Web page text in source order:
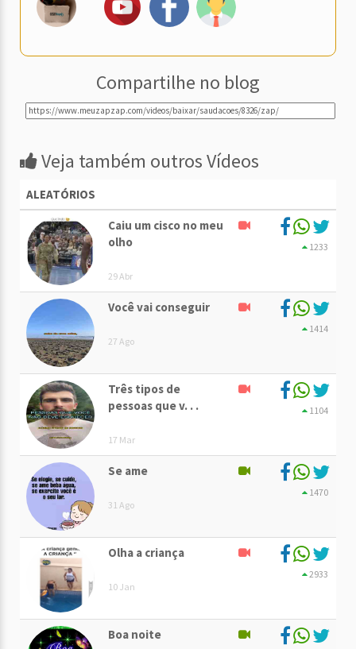
Compartilhe no blog
Veja também outros Vídeos
ALEATÓRIOS
Caiu um cisco no meu
olho
29 Abr
1233
Você vai conseguir
27 Ago
1414
Três tipos de
pessoas que v. . .
17 Mar
1104
Se ame
31 Ago
1470
Olha a criança
10 Jan
2933
Boa noite